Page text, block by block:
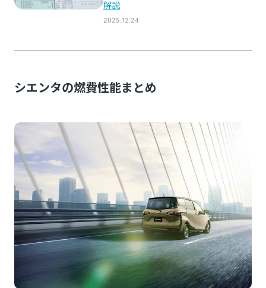
シエンタの燃費性能まとめ